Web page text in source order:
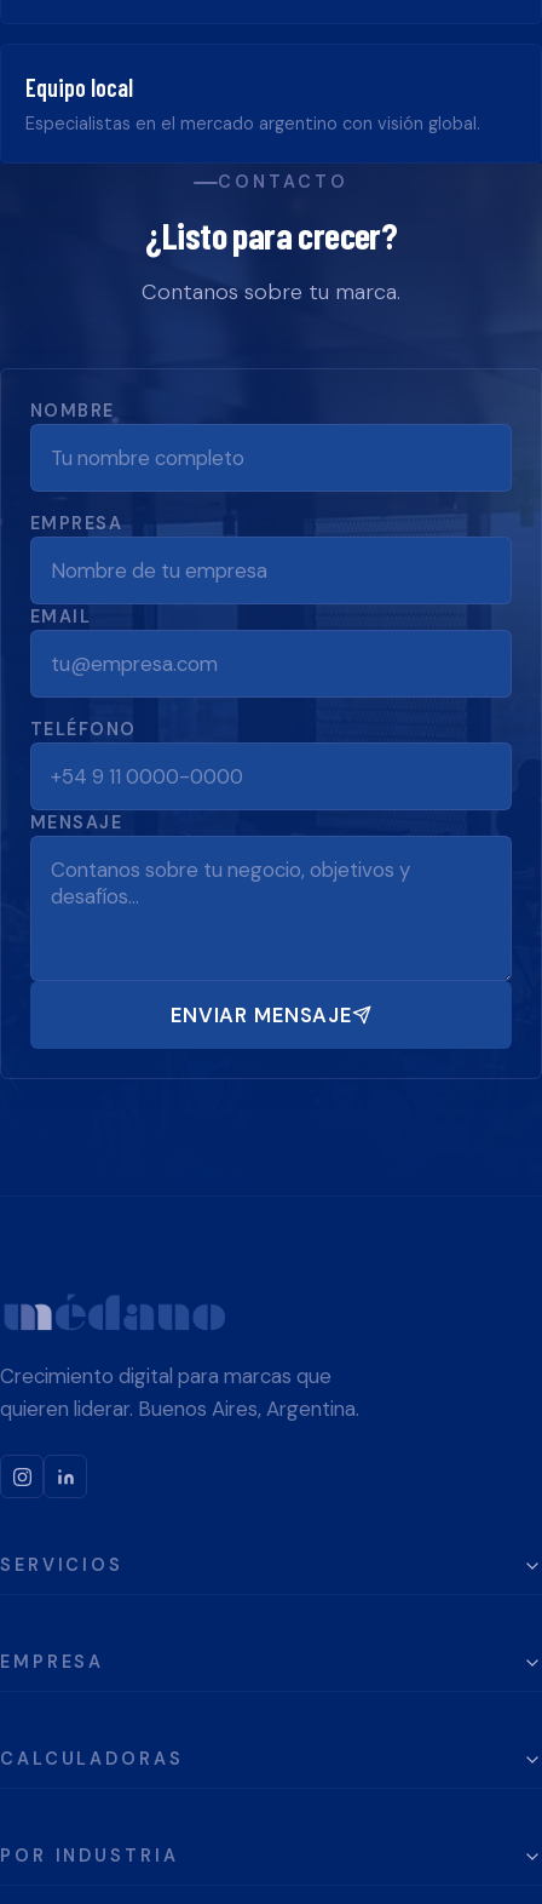
Equipo local
Especialistas en el mercado argentino con visión global.
CONTACTO
¿Listo para crecer?
Contanos sobre tu marca.
NOMBRE
EMPRESA
EMAIL
TELÉFONO
MENSAJE
ENVIAR MENSAJE
Crecimiento digital para marcas que
quieren liderar. Buenos Aires, Argentina.
SERVICIOS
EMPRESA
CALCULADORAS
POR INDUSTRIA